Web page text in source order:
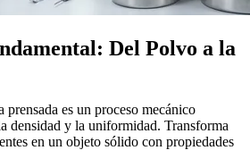
Del Polvo a la
prensada es un proceso mecánico
densidad y la uniformidad. Transforma
en un objeto sólido con propiedades